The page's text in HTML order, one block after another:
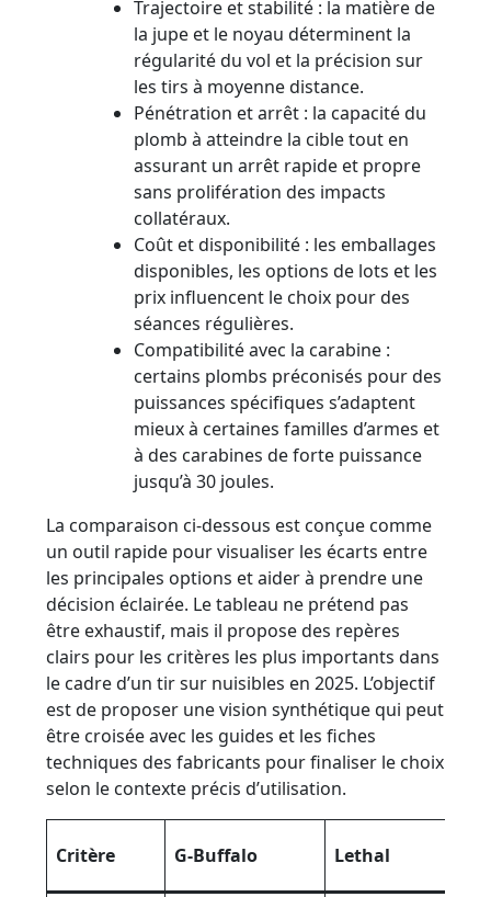
Trajectoire et stabilité : la matière de
la jupe et le noyau déterminent la
régularité du vol et la précision sur
les tirs à moyenne distance.
Pénétration et arrêt : la capacité du
plomb à atteindre la cible tout en
assurant un arrêt rapide et propre
sans prolifération des impacts
collatéraux.
Coût et disponibilité : les emballages
disponibles, les options de lots et les
prix influencent le choix pour des
séances régulières.
Compatibilité avec la carabine :
certains plombs préconisés pour des
puissances spécifiques s’adaptent
mieux à certaines familles d’armes et
à des carabines de forte puissance
jusqu’à 30 joules.
La comparaison ci-dessous est conçue comme
un outil rapide pour visualiser les écarts entre
les principales options et aider à prendre une
décision éclairée. Le tableau ne prétend pas
être exhaustif, mais il propose des repères
clairs pour les critères les plus importants dans
le cadre d’un tir sur nuisibles en 2025. L’objectif
est de proposer une vision synthétique qui peut
être croisée avec les guides et les fiches
techniques des fabricants pour finaliser le choix
selon le contexte précis d’utilisation.
Critère G-Buffalo Lethal